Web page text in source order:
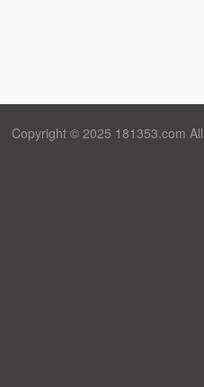
Copyright © 2025 181353.com